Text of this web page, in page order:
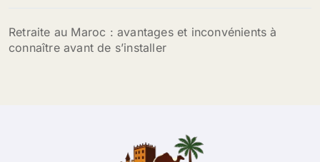
Retraite au Maroc : avantages et inconvénients à
connaître avant de s’installer